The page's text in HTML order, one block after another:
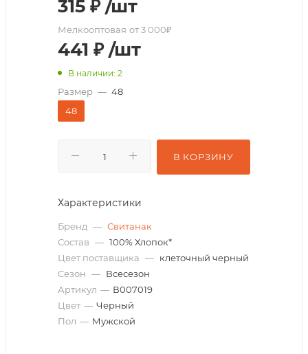
315 ₽ /шт
Мелкооптовая от 3 000₽
441 ₽ /шт
В наличии: 2
Размер — 48
48
В КОРЗИНУ
Характеристики
Бренд — Свитанак
Состав — 100% Хлопок*
Цвет поставщика — клеточный черный
Сезон — Всесезон
Артикул — В007019
Цвет — Черный
Пол — Мужской